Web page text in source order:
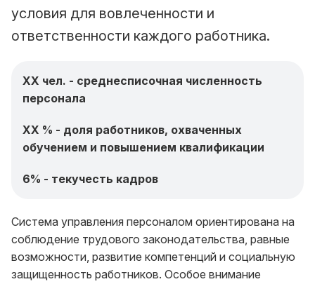
условия для вовлеченности и
ответственности каждого работника.
ХХ чел. - среднесписочная численность
персонала
ХХ % - доля работников, охваченных
обучением и повышением квалификации
6% - текучесть кадров
Система управления персоналом ориентирована на
соблюдение трудового законодательства, равные
возможности, развитие компетенций и социальную
защищенность работников. Особое внимание